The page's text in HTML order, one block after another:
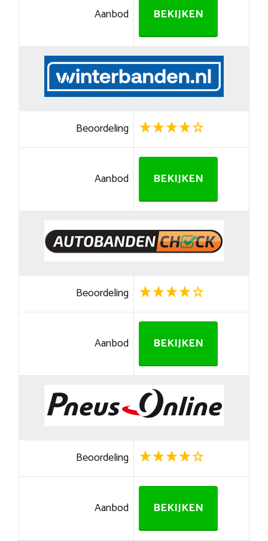
Aanbod BEKIJKEN
Beoordeling
Aanbod BEKIJKEN
Beoordeling
Aanbod BEKIJKEN
Beoordeling
Aanbod BEKIJKEN